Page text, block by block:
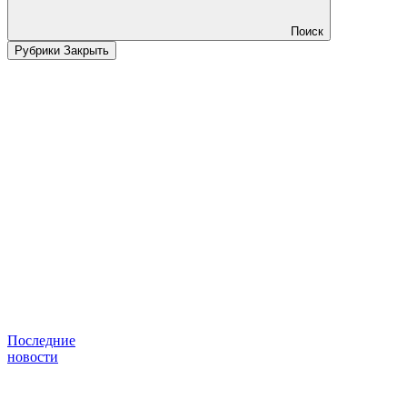
Поиск
Рубрики Закрыть
Последние
новости